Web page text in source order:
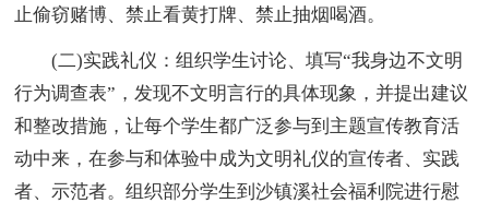
止偷窃赌博、禁止看黄打牌、禁止抽烟喝酒。
(二)实践礼仪：组织学生讨论、填写“我身边不文明
行为调查表”，发现不文明言行的具体现象，并提出建议
和整改措施，让每个学生都广泛参与到主题宣传教育活
动中来，在参与和体验中成为文明礼仪的宣传者、实践
者、示范者。组织部分学生到沙镇溪社会福利院进行慰